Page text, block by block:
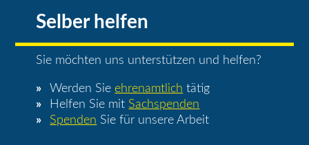
Selber helfen
Sie möchten uns unterstützen und helfen?
Werden Sie ehrenamtlich tätig
Helfen Sie mit Sachspenden
Spenden Sie für unsere Arbeit